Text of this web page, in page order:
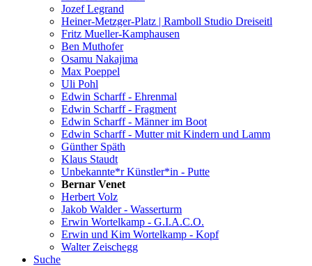
Jozef Legrand
Heiner-Metzger-Platz | Ramboll Studio Dreiseitl
Fritz Mueller-Kamphausen
Ben Muthofer
Osamu Nakajima
Max Poeppel
Uli Pohl
Edwin Scharff - Ehrenmal
Edwin Scharff - Fragment
Edwin Scharff - Männer im Boot
Edwin Scharff - Mutter mit Kindern und Lamm
Günther Späth
Klaus Staudt
Unbekannte*r Künstler*in - Putte
Bernar Venet
Herbert Volz
Jakob Walder - Wasserturm
Erwin Wortelkamp - G.I.A.C.O.
Erwin und Kim Wortelkamp - Kopf
Walter Zeischegg
Suche